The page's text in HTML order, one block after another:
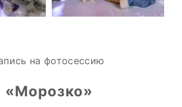
на фотосессию
«Морозко»